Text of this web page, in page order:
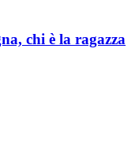
chi è la ragazza